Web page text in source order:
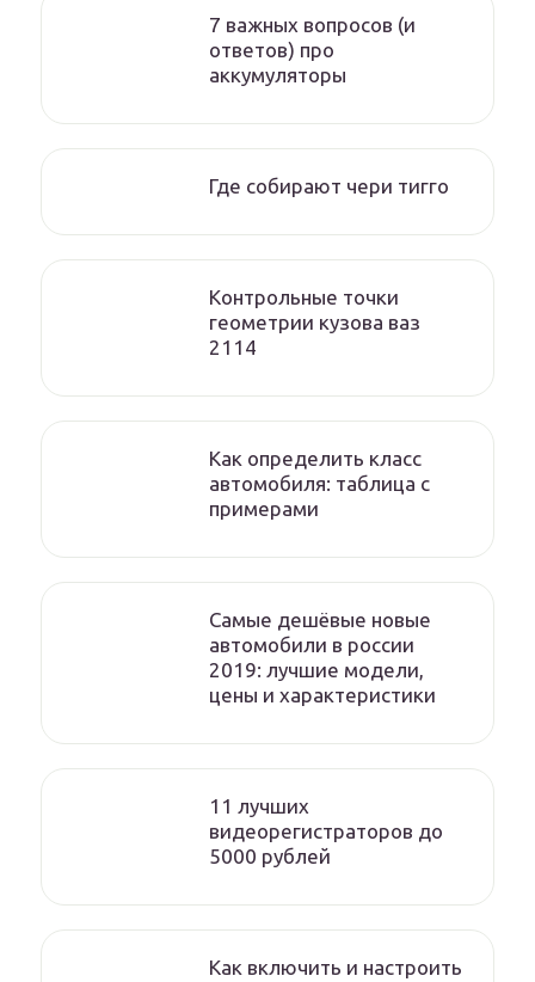
7 важных вопросов (и
ответов) про
аккумуляторы
Где собирают чери тигго
Контрольные точки
геометрии кузова ваз
2114
Как определить класс
автомобиля: таблица с
примерами
Самые дешёвые новые
автомобили в россии
2019: лучшие модели,
цены и характеристики
11 лучших
видеорегистраторов до
5000 рублей
Как включить и настроить